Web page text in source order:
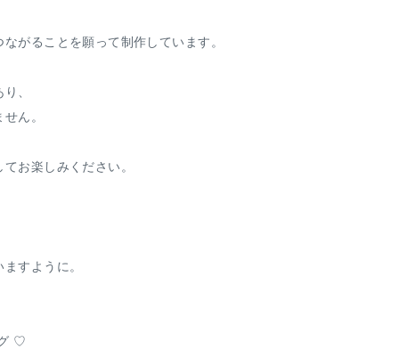
がることを願って制作しています。
、
ん。
お楽しみください。
すように。
♡